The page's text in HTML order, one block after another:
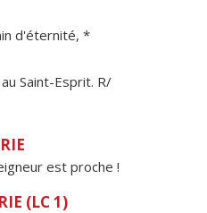
d'éternité, *
Saint-Esprit. R/
est proche !
(LC 1)